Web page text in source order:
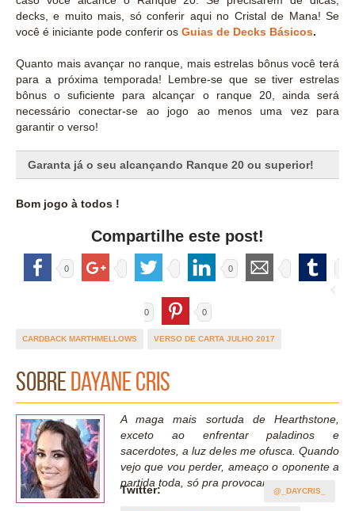
decks, e muito mais, só conferir aqui no Cristal de Mana! Se
você é iniciante pode conferir os Guias de Decks Básicos.
Quanto mais avançar no ranque, mais estrelas bônus você terá
para a próxima temporada! Lembre-se que se tiver estrelas
bônus o suficiente para alcançar o ranque 20, ainda será
necessário conectar-se ao jogo ao menos uma vez para
garantir o verso!
Garanta já o seu alcançando Ranque 20 ou superior!
Bom jogo à todos !
Compartilhe este post!
0 0
0 0
CARDBACK MARTHMELLOWS VERSO DE CARTA JULHO 2017
SobreDayane Cris
A maga mais sortuda de Hearthstone,
exceto ao enfrentar paladinos e
sacerdotes, a luz deles me ofusca. Quando
vejo que vou perder, ameaço o oponente a
partida toda, só pra provocar.
Twitter: @_DAYCRIS_